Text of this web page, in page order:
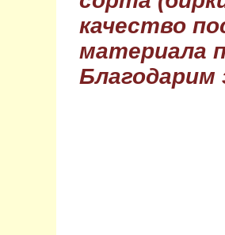
качество
материала
Благодарим